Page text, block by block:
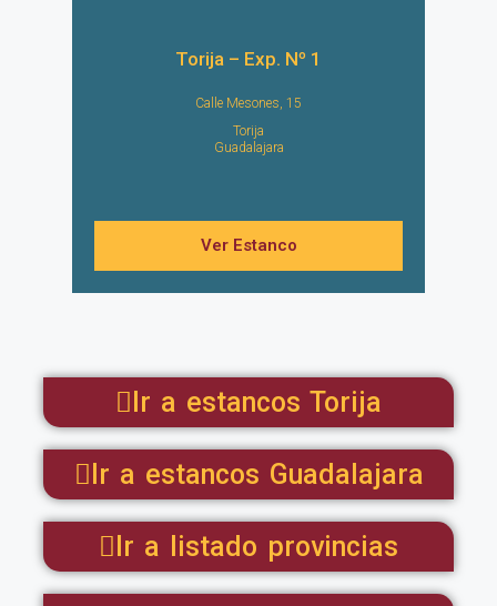
Torija – Exp. Nº 1
Calle Mesones, 15
Torija
Guadalajara
Ver Estanco
Ir a estancos Torija
Ir a estancos Guadalajara
Ir a listado provincias